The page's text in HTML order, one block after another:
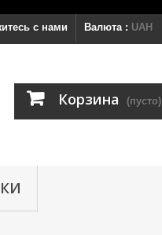
Валюта : UAH
с нами
Корзина (пусто)